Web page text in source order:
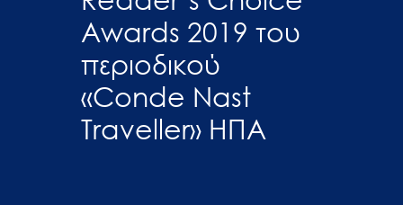
Awards 2019 του
περιοδικού
«Conde Nast
Traveller» ΗΠΑ